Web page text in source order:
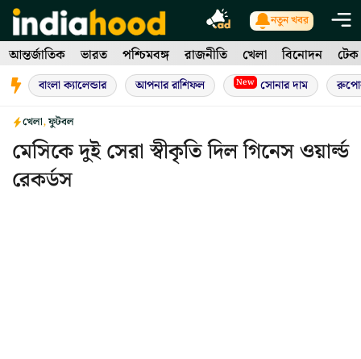
Skip
to
content
নতুন খবর
আন্তর্জাতিক ভারত পশ্চিমবঙ্গ রাজনীতি খেলা বিনোদন টেক
বাংলা ক্যালেন্ডার আপনার রাশিফল New সোনার দাম
খেলা,ফুটবল
মেসিকে দুই সেরা স্বীকৃতি দিল গিনেস ওয়ার্ল্ড
রেকর্ডস